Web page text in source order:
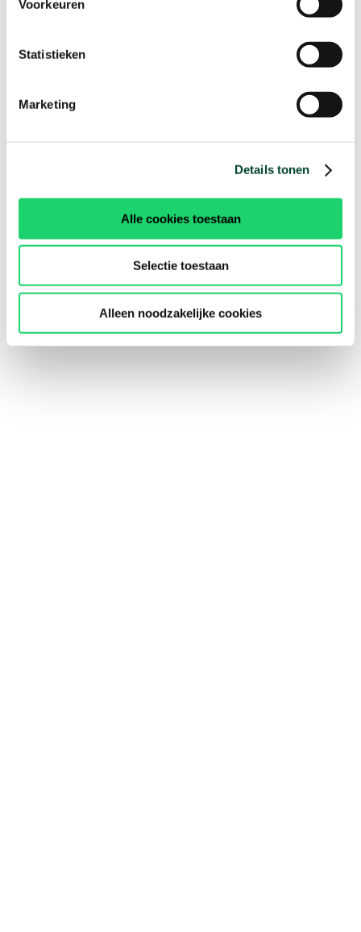
Voorkeuren
Statistieken
Marketing
Details tonen
Alle cookies toestaan
Selectie toestaan
Alleen noodzakelijke cookies